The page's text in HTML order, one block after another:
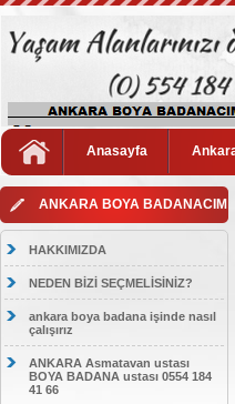
Anasayfa
ANKARA BOYA BADANACIM
HAKKIMIZDA
NEDEN BİZİ SEÇMELİSİNİZ?
ankara boya badana işinde nasıl
çalışırız
ANKARA Asmatavan ustası
BOYA BADANA ustası 0554 184
41 66